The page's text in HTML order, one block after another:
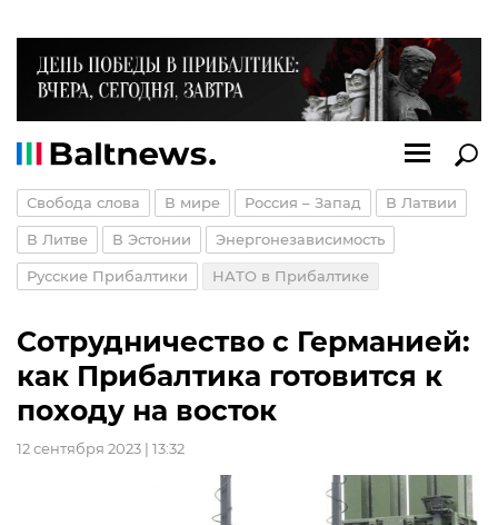
Свобода слова В мире Россия – Запад В Латвии
В Литве В Эстонии Энергонезависимость
Русские Прибалтики НАТО в Прибалтике
Сотрудничество с Германией:
как Прибалтика готовится к
походу на восток
12 сентября 2023 | 13:32